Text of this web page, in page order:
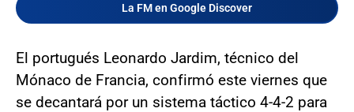
La FM en Google Discover
El portugués Leonardo Jardim, técnico del
Mónaco de Francia, confirmó este viernes que
se decantará por un sistema táctico 4-4-2 para